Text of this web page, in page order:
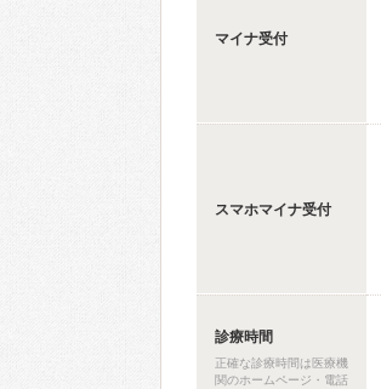
マイナ受付
スマホマイナ受付
診療時間
正確な診療時間は医療機
関のホームページ・電話